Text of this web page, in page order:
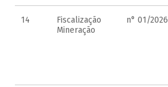
14
Fiscalização
Mineração
n° 01/2026